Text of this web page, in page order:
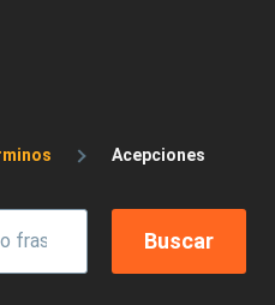
de ayuda a la
Acepciones